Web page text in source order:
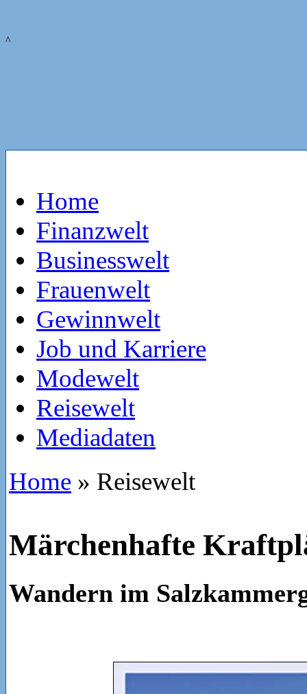
^
Home
Finanzwelt
Businesswelt
Frauenwelt
Gewinnwelt
Job und Karriere
Modewelt
Reisewelt
Mediadaten
Home » Reisewelt
Märchenhafte
Wandern im